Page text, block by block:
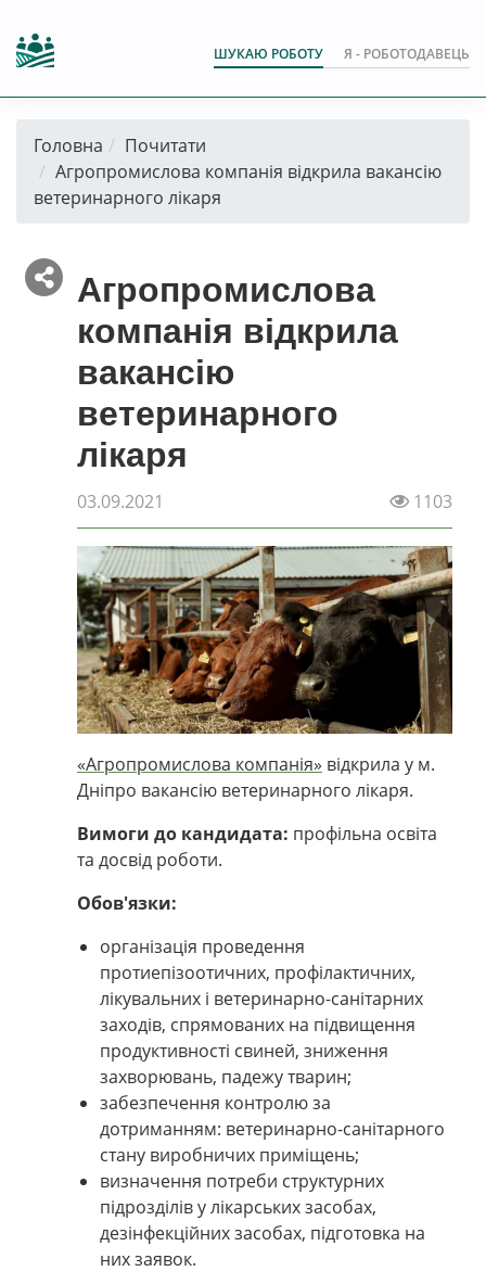
ШУКАЮ РОБОТУ Я - РОБОТОДАВЕЦЬ
Головна
Почитати
Агропромислова компанія відкрила вакансію
ветеринарного лікаря
Агропромислова
компанія відкрила
вакансію
ветеринарного
лікаря
03.09.2021 1103
«Агропромислова компанія» відкрила у м.
Дніпро вакансію ветеринарного лікаря.
Вимоги до кандидата: профільна освіта
та досвід роботи.
Обов'язки:
організація проведення
протиепізоотичних, профілактичних,
лікувальних і ветеринарно-санітарних
заходів, спрямованих на підвищення
продуктивності свиней, зниження
захворювань, падежу тварин;
забезпечення контролю за
дотриманням: ветеринарно-санітарного
стану виробничих приміщень;
визначення потреби структурних
підрозділів у лікарських засобах,
дезінфекційних засобах, підготовка на
них заявок.